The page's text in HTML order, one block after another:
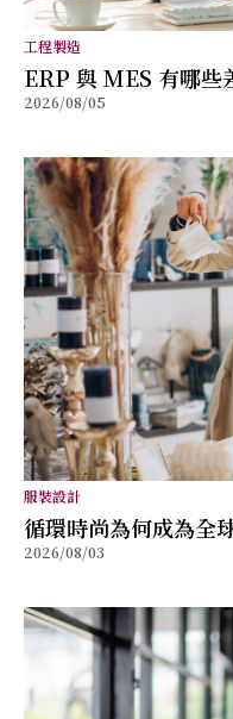
工程製造
ERP 與 MES 有哪些
2026/08/05
服裝設計
循環時尚為何成為全
2026/08/03